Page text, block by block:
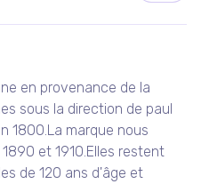
en provenance de la
sous la direction de paul
1800.La marque nous
et 1910.Elles restent
de 120 ans d'âge et